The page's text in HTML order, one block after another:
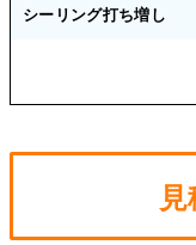
シーリング打ち増し